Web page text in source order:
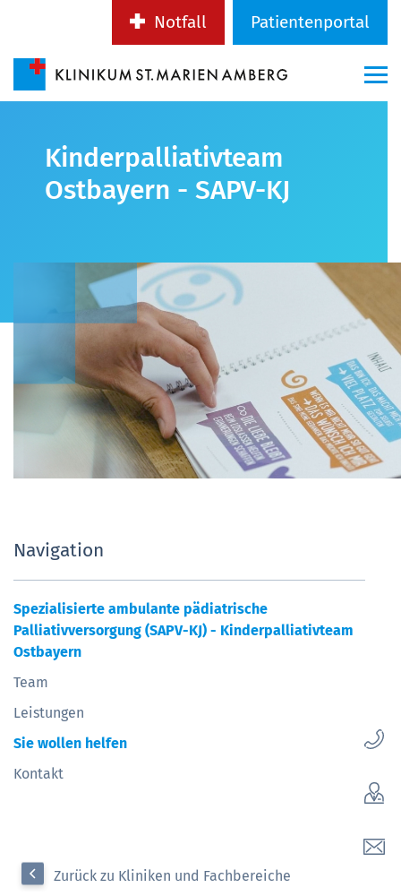
Notfall Patientenportal
Kinderpalliativteam
Ostbayern - SAPV-KJ
Navigation
Spezialisierte ambulante pädiatrische
Palliativversorgung (SAPV-KJ) - Kinderpalliativteam
Ostbayern
Team
Leistungen
Sie wollen helfen
Kontakt
Zurück zu Kliniken und Fachbereiche